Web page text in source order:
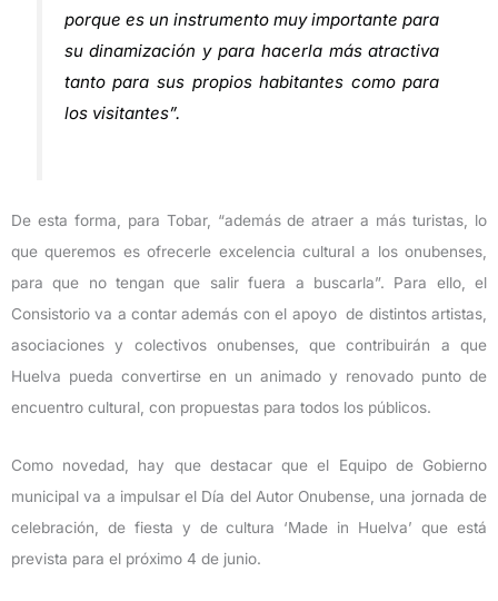
porque es un instrumento muy importante para
su dinamización y para hacerla más atractiva
tanto para sus propios habitantes como para
los visitantes”.
De esta forma, para Tobar, “además de atraer a más turistas, lo
que queremos es ofrecerle excelencia cultural a los onubenses,
para que no tengan que salir fuera a buscarla”. Para ello, el
Consistorio va a contar además con el apoyo de distintos artistas,
asociaciones y colectivos onubenses, que contribuirán a que
Huelva pueda convertirse en un animado y renovado punto de
encuentro cultural, con propuestas para todos los públicos.
Como novedad, hay que destacar que el Equipo de Gobierno
municipal va a impulsar el Día del Autor Onubense, una jornada de
celebración, de fiesta y de cultura ‘Made in Huelva’ que está
prevista para el próximo 4 de junio.